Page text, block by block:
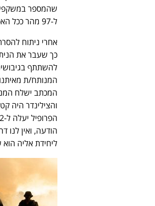
שהמספר
ל-97 מהר ככל האפשר, דבר שיאפשר קבלת זימונים להשתתפות בגיבושים ובימי הסיירות בזמן.
כך שעבר את
המנותח/ת
הודעה, ואין
ליחידת אליה הוא